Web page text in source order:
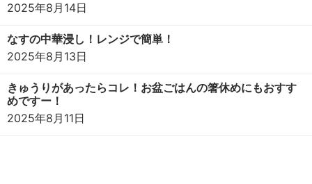
2025年8月14日
なすの中華浸し！レンジで簡単！
2025年8月13日
きゅうりがあったらコレ！お盆ごはんの箸休めにもおすす
めですー！
2025年8月11日